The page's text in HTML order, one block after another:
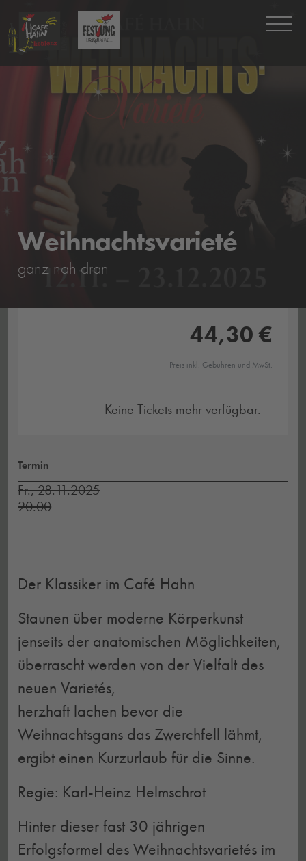
Weihnachtsvarieté
ganz nah dran
44,30 €
Preis inkl. Gebühren und MwSt.
Keine Tickets mehr verfügbar.
Termin
Fr., 28.11.2025
20:00
Der Klassiker im Café Hahn
Staunen über moderne Körperkunst
jenseits der anatomischen Möglichkeiten,
überrascht werden von der Vielfalt des
neuen Varietés,
herzhaft lachen bevor die
Weihnachtsgans das Zwerchfell lähmt,
ergibt einen Kurzurlaub für die Sinne.
Regie: Karl-Heinz Helmschrot
Hinter dieser fast 30 jährigen
Erfolgsformel des Weihnachtsvarietés im